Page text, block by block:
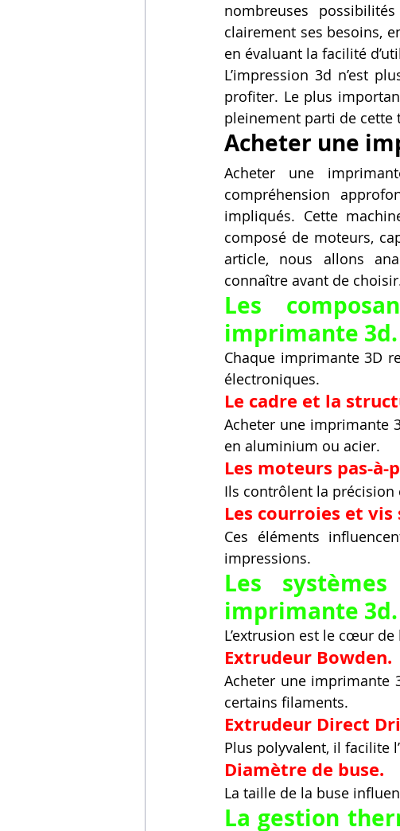
nombreuses
clairement ses besoins,
en évaluant la facilité
L’impression 3d n’est
profiter. Le plus
pleinement parti de cette
Acheter une
Acheter une
compréhension
impliqués. Cette
composé de moteurs,
article, nous allons
connaître avant de
Les
imprimante 3d.
Chaque imprimante 3D
électroniques.
Le cadre et la
Acheter une imprimante
en aluminium ou acier.
Les moteurs pas-à-
Ils contrôlent la précision
Les courroies et vis
Ces éléments
impressions.
Les
imprimante 3d.
L’extrusion est le cœur
Extrudeur Bowden.
Acheter une imprimante
certains filaments.
Extrudeur Direct
Plus polyvalent, il facilite
Diamètre de buse.
La taille de la buse
La gestion